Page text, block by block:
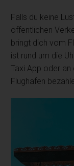
Falls du keine
öffentlichen
bringt dich vom
ist rund um die
Taxi App oder
Flughafen